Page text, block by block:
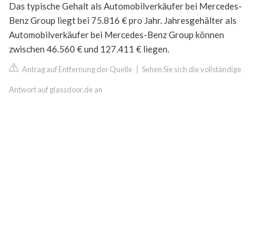
Das typische Gehalt als Automobilverkäufer bei Mercedes-
Benz Group liegt bei 75.816 € pro Jahr. Jahresgehälter als
Automobilverkäufer bei Mercedes-Benz Group können
zwischen 46.560 € und 127.411 € liegen.
Antrag auf Entfernung der Quelle Sehen Sie sich die vollständige
Antwort auf glassdoor.de an